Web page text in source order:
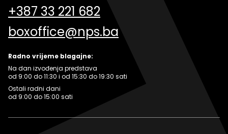
+387 33 221 682
boxoffice@nps.ba
Radno vrijeme blagajne:
Na dan izvođenja predstava
od 9:00 do 11:30 i od 15:30 do 19:30 sati
Ostali radni dani
od 9:00 do 15:00 sati